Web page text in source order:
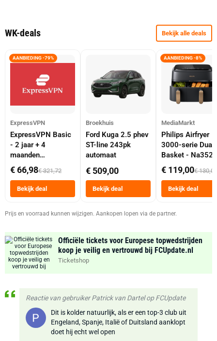
WK-deals Bekijk alle deals
AANBIEDING -79%
ExpressVPN
ExpressVPN Basic
- 2 jaar + 4
maanden
abonnement
€ 66,98€ 321,72
Bekijk deal
Broekhuis
Ford Kuga 2.5 phev
ST-line 243pk
automaat
€ 509,00
Bekijk deal
AANBIEDING -8%
MediaMarkt
Philips Airfryer
3000-serie Dual
Basket -
Dubbele Mand 9
Tot 6 Personen
Heteluchtfriteuse
Zwart
€ 119,00€ 130,00
Bekijk deal
Prijs en voorraad kunnen wijzigen. Aankopen lopen via de partner.
Officiële tickets voor Europese topwedstrijden
koop je veilig en vertrouwd bij FCUpdate.nl
Ticketshop
Reactie van gebruiker Patrick van Dartel op FCUpdate
Dit is kolder natuurlijk, als er een top-3 club uit
Engeland, Spanje, Italië of Duitsland aanklopt
doet hij echt wel open